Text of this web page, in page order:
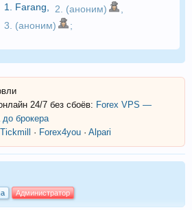
1. Farang 2. (аноним)
3. (аноним)
;
24/7 без сбоёв: Forex VPS —
брокера
Tickmill · Forex4you · Alpari
Администратор